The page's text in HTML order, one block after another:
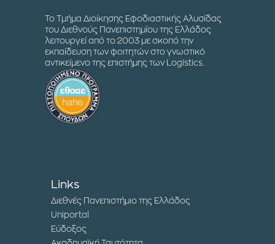
Το Τμήμα Διοίκησης Εφοδιαστικής Αλυσίδας
του Διεθνούς Πανεπιστημίου της Ελλάδος
λειτουργεί από το 2003 με σκοπό την
εκπαίδευση των φοιτητών στο γνωστικό
αντικείμενο της επιστήμης των Logistics.
Links
Διεθνές Πανεπιστήμιο της Ελλάδος
Uniportal
Εύδοξος